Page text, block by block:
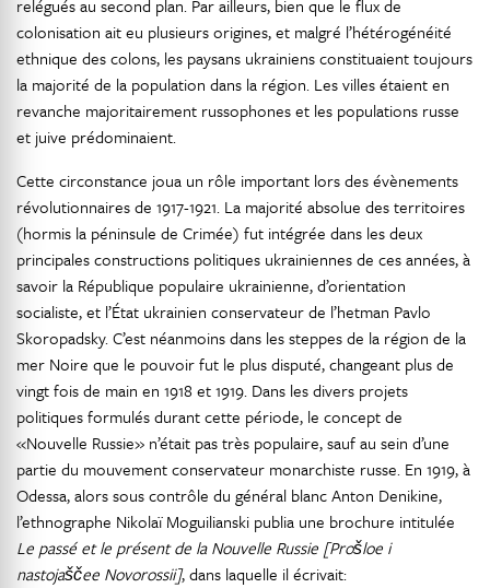
relégués au second plan. Par ailleurs, bien que le flux de
colonisation ait eu plusieurs origines, et malgré l’hétérogénéité
ethnique des colons, les paysans ukrainiens constituaient toujours
la majorité de la population dans la région. Les villes étaient en
revanche majoritairement russophones et les populations russe
et juive prédominaient.
Cette circonstance joua un rôle important lors des évènements
révolutionnaires de 1917-1921. La majorité absolue des territoires
(hormis la péninsule de Crimée) fut intégrée dans les deux
principales constructions politiques ukrainiennes de ces années, à
savoir la République populaire ukrainienne, d’orientation
socialiste, et l’État ukrainien conservateur de l’hetman Pavlo
Skoropadsky. C’est néanmoins dans les steppes de la région de la
mer Noire que le pouvoir fut le plus disputé, changeant plus de
vingt fois de main en 1918 et 1919. Dans les divers projets
politiques formulés durant cette période, le concept de
«Nouvelle Russie» n’était pas très populaire, sauf au sein d’une
partie du mouvement conservateur monarchiste russe. En 1919, à
Odessa, alors sous contrôle du général blanc Anton Denikine,
l’ethnographe Nikolaï Moguilianski publia une brochure intitulée
Le passé et le présent de la Nouvelle Russie [Prošloe i
nastojaščee Novorossii], dans laquelle il écrivait: